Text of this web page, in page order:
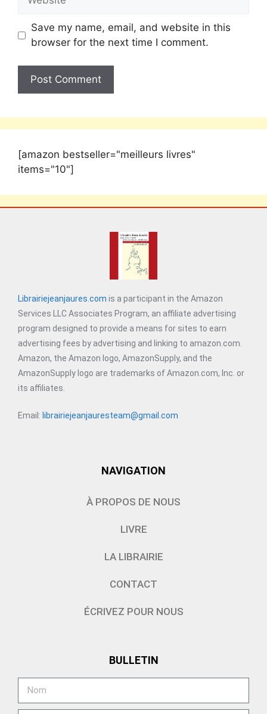
Save my name, email, and website in this
browser for the next time I comment.
[amazon bestseller="meilleurs livres"
items="10"]
Librairiejeanjaures.com is a participant in the Amazon
Services LLC Associates Program, an affiliate advertising
program designed to provide a means for sites to earn
advertising fees by advertising and linking to amazon.com.
Amazon, the Amazon logo, AmazonSupply, and the
AmazonSupply logo are trademarks of Amazon.com, Inc. or
its affiliates.
Email: librairiejeanjauresteam@gmail.com
NAVIGATION
À PROPOS DE NOUS
LIVRE
LA LIBRAIRIE
CONTACT
ÉCRIVEZ POUR NOUS
BULLETIN